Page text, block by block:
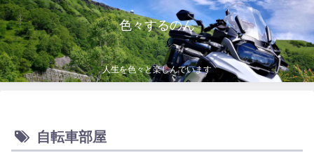
色々するのん
人生を色々と楽しんでいます
自転車部屋